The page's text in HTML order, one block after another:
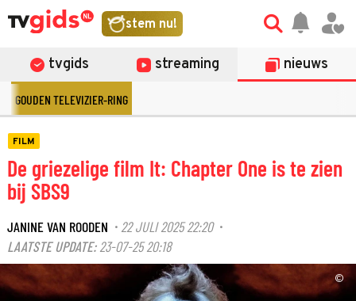
stem nu!
tvgids streaming nieuws
GOUDEN TELEVIZIER-RING
FILM
De griezelige film It: Chapter One is te zien
bij SBS9
JANINE VAN ROODEN · 22 JULI 2025 22:20·
LAATSTE UPDATE: 23-07-25 20:18
©